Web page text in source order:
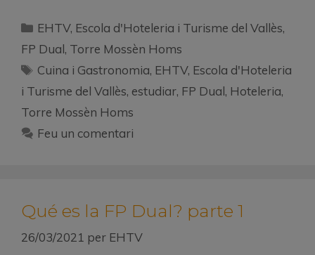
EHTV, Escola d'Hoteleria i Turisme del Vallès,
FP Dual, Torre Mossèn Homs
Cuina i Gastronomia, EHTV, Escola d'Hoteleria
i Turisme del Vallès, estudiar, FP Dual, Hoteleria,
Torre Mossèn Homs
Feu un comentari
Qué es la FP Dual? parte 1
26/03/2021 per EHTV